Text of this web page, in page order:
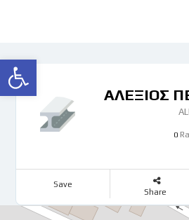
Ανοίξτε τη
ΑΛΕΞΙΟΣ
0
Save
Share